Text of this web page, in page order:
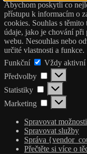
Abychom poskytli co
přístupu k informacím o
cookies. Souhlas s
údaje, jako je chování při
webu. Nesouhlas nebo
určité vlastnosti a funkce.
Funkční
Funkční
Vždy aktivní
Předvolby
Předvolby
Statistiky Statistiky
Marketing Marketing
Spravovat možnosti
Spravovat služby
Správa
Přečtěte si více o